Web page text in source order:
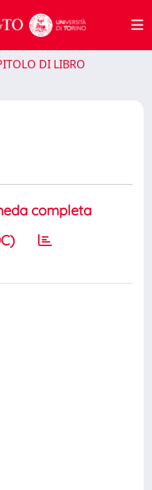
DI LIBRO
completa